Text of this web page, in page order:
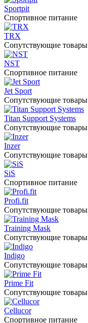
Sportpit
Спортивное питание
TRX
Сопутствующие товары
NST
Спортивное питание
Jet Sport
Сопутствующие товары
Titan Support Systems
Сопутствующие товары
Inzer
Сопутствующие товары
SiS
Спортивное питание
Profi.fit
Сопутствующие товары
Training Mask
Сопутствующие товары
Indigo
Сопутствующие товары
Prime Fit
Сопутствующие товары
Cellucor
Спортивное питание